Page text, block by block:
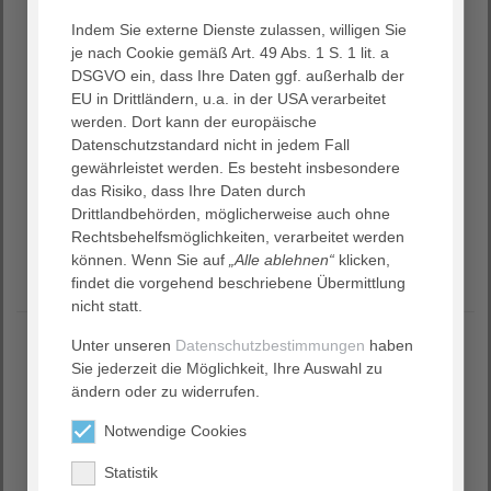
Tradition. 2002 haben diakonische Träger die
AGAPLESION gemeinnützige AG gegründet. Als
Mitgesellschafter der Einrichtungen und als Aktionäre
stehen diese diakonischen Träger weiterhin in
Verantwortung. Kontinuierlich kommen neue
Einrichtungen hinzu.
Als Konzern, Mitgesellschafter und Einrichtungen sind
wir gemeinsam unterwegs. Uns alle prägt ein
Menschenbild, das im christlichen Glauben begründet ist
und uns im diakonischen Auftrag verbindet.
Mission
Vertraue Gott. Liebe deinen Nächsten. Achte auf dich selbst.
(vgl. Markusevangelium, Kapitel 12, Verse 30-31)
Indem Sie externe Dienste zulassen, willigen Sie
je nach Cookie gemäß Art. 49 Abs. 1 S. 1 lit. a
DSGVO ein, dass Ihre Daten ggf. außerhalb der
EU in Drittländern, u.a. in der USA verarbeitet
werden. Dort kann der europäische
Datenschutzstandard nicht in jedem Fall
gewährleistet werden. Es besteht insbesondere
das Risiko, dass Ihre Daten durch
Drittlandbehörden, möglicherweise auch ohne
Rechtsbehelfsmöglichkeiten, verarbeitet werden
können. Wenn Sie auf „Alle ablehnen“ klicken,
findet die vorgehend beschriebene Übermittlung
nicht statt.
Unter unseren Datenschutzbestimmungen haben
Sie jederzeit die Möglichkeit, Ihre Auswahl zu
ändern oder zu widerrufen.
Notwendige Cookies
Statistik